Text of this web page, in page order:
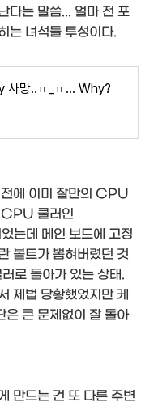
다는 말씀... 얼마 전 포
는 녀석들 투성이다.
사망..ㅠ_ㅠ... Why?
에 이미 잘만의 CPU
CPU 쿨러인
는데 메인 보드에 고정
볼트가 뽑혀버렸던 것
로 돌아가 있는 상태.
제법 당황했었지만 케
은 큰 문제없이 잘 돌아
만드는 건 또 다른 주변